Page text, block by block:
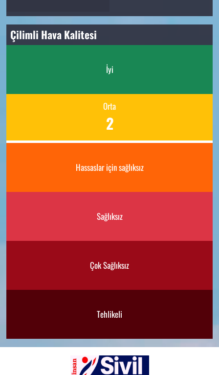
Çilimli Hava Kalitesi
İyi
Orta
2
Hassaslar için sağlıksız
Sağlıksız
Çok Sağlıksız
Tehlikeli